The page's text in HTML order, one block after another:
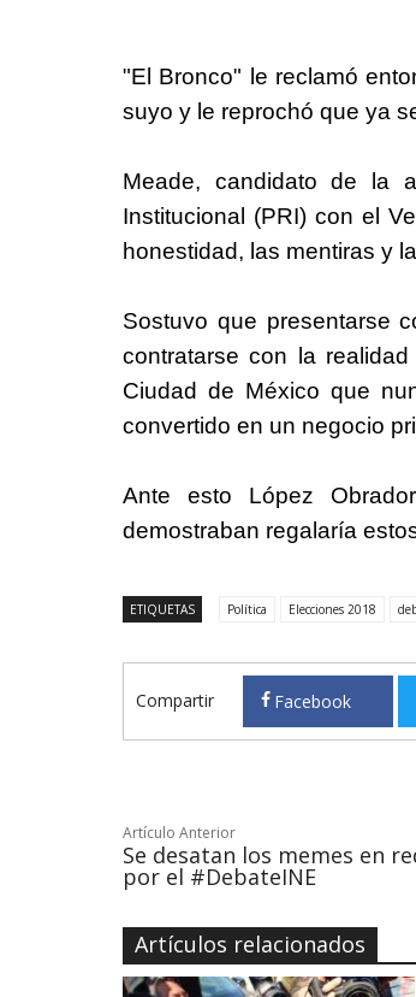
"El Bronco" le reclamó
suyo y le reprochó que ya
Meade, candidato de la
Institucional (PRI) con el
honestidad, las mentiras y
Sostuvo que presentarse
contratarse con la
Ciudad de México que
convertido en un negocio
Ante esto López
demostraban regalaría
ETIQUETAS Política Elecciones 2018
Compartir Facebook
Artículo Anterior
Se desatan los memes en
por el #DebateINE
Artículos relacionados